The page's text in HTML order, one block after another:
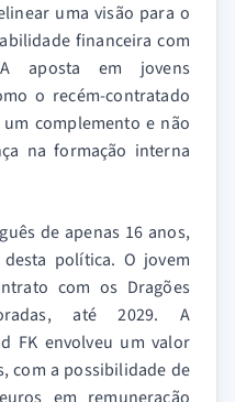
uma visão para o
financeira com
aposta em jovens
o recém-contratado
complemento e não
na formação interna
de apenas 16 anos,
política. O jovem
com os Dragões
até 2029. A
FK envolveu um valor
com a possibilidade de